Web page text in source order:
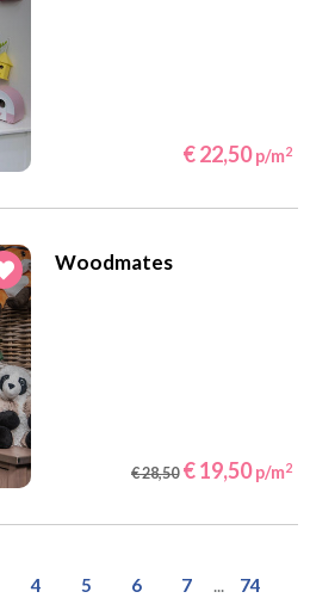
€ 22,50 p/m2
Woodmates
€ 28,50 € 19,50 p/m2
4 5 6 7 ... 74